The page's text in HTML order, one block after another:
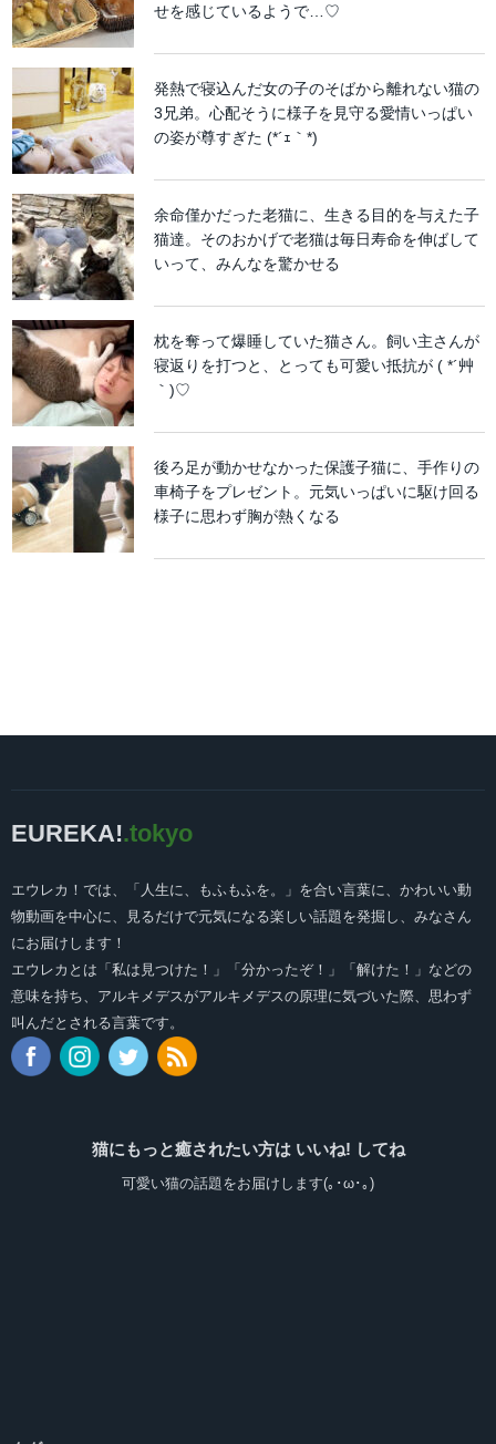
せを感じているようで…♡
発熱で寝込んだ女の子のそばから離れない猫の
3兄弟。心配そうに様子を見守る愛情いっぱい
の姿が尊すぎた (*´ｪ｀*)
余命僅かだった老猫に、生きる目的を与えた子
猫達。そのおかげで老猫は毎日寿命を伸ばして
いって、みんなを驚かせる
枕を奪って爆睡していた猫さん。飼い主さんが
寝返りを打つと、とっても可愛い抵抗が ( *´艸
｀)♡
後ろ足が動かせなかった保護子猫に、手作りの
車椅子をプレゼント。元気いっぱいに駆け回る
様子に思わず胸が熱くなる
EUREKA!.tokyo
エウレカ！では、「人生に、もふもふを。」を合い言葉に、かわいい動
物動画を中心に、見るだけで元気になる楽しい話題を発掘し、みなさん
にお届けします！
エウレカとは「私は見つけた！」「分かったぞ！」「解けた！」などの
意味を持ち、アルキメデスがアルキメデスの原理に気づいた際、思わず
叫んだとされる言葉です。
猫にもっと癒されたい方は いいね! してね
可愛い猫の話題をお届けします(｡･ω･｡)